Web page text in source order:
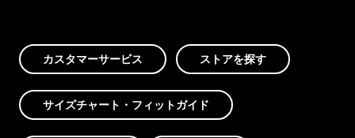
カスタマーサービス ストアを探す
サイズチャート・フィットガイド